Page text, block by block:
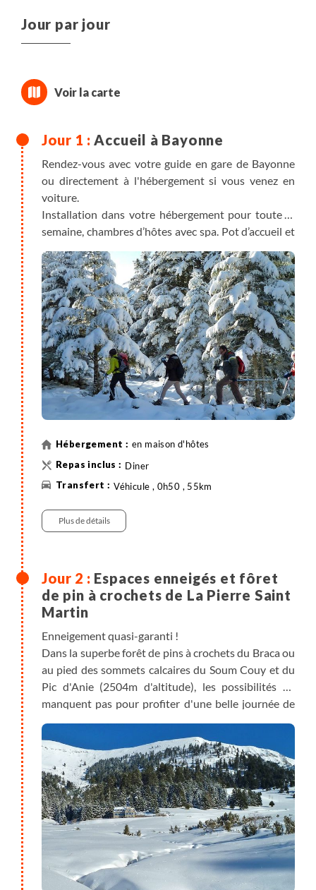
Jour par jour
Accueil à Bayonne
Rendez-vous avec votre guide en gare de Bayonne
ou directement à l'hébergement si vous venez en
voiture.
Installation dans votre hébergement pour toute la
semaine, chambres d’hôtes avec spa. Pot d’accueil et
briefing sur le séjour.
en maison d'hôtes
Diner
Véhicule , 0h50 , 55km
Plus de détails
Espaces enneigés et fôret
de pin à crochets de La Pierre Saint
Martin
Enneigement quasi-garanti !
Dans la superbe forêt de pins à crochets du Braca ou
au pied des sommets calcaires du Soum Couy et du
Pic d'Anie (2504m d'altitude), les possibilités ne
manquent pas pour profiter d'une belle journée de
neige !
Option de randonnée pédestre de repli : Villages
typiques du Pays Basque.
Au travers les villages d’Ainhoa (village classé parmi
les «plus beaux villages de France») puis d’Espelette,
mondialement connu pour ses piments, qui ornent
les façades des maisons du village.
Distance : 12km, durée 5h, dénivelé positif +490m,
dénivelé négatif -530m.